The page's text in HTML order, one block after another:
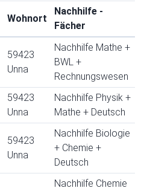
Wohnort
Nachhilfe -
Fächer
59423
Unna
Nachhilfe Mathe +
BWL +
Rechnungswesen
59423
Unna
Nachhilfe Physik +
Mathe + Deutsch
59423
Unna
Nachhilfe Biologie
+ Chemie +
Deutsch
Nachhilfe Chemie